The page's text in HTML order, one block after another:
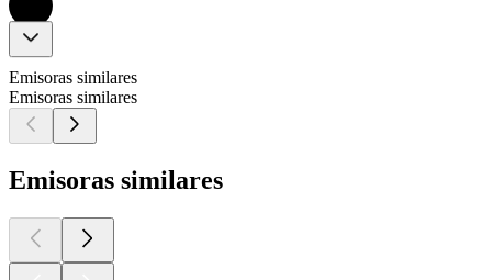
Emisoras similares
Emisoras similares
Emisoras similares